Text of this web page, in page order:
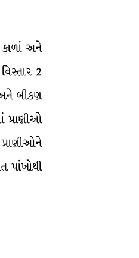
અને
2
બીકણ
પ્રાણીઓ
પાંખોથી